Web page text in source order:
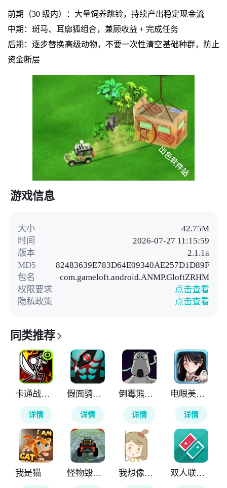
前期（30 级内）：大量饲养跳铃，持续产出稳定现金流
中期：斑马、耳廓狐组合，兼顾收益 + 完成任务
后期：逐步替换高级动物，不要一次性清空基础种群，防止
资金断层
游戏信息
大小
42.75M
时间
2026-07-27 11:15:59
版本
2.1.1a
MD5
82483639E783D64E09340AE257D1D89F
包名
com.gameloft.android.ANMP.GloftZRHM
权限要求
点击查看
隐私政策
点击查看
同类推荐
卡通战争剑灵
详情
假面骑士ZZZ变身腰带模拟器
详情
倒霉熊逃离房间
详情
电眼美少女
详情
我是猫 怪物毁灭车祸 我想像妈妈一样做饭 双人联机对战DUAL